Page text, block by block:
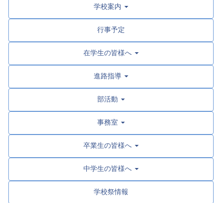
学校案内
行事予定
在学生の皆様へ
進路指導
部活動
事務室
卒業生の皆様へ
中学生の皆様へ
学校祭情報